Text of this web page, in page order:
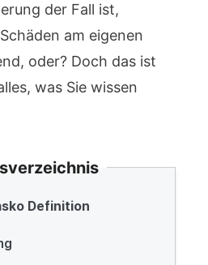
der Fall ist,
am eigenen
oder? Doch das ist
was Sie wissen
Definition